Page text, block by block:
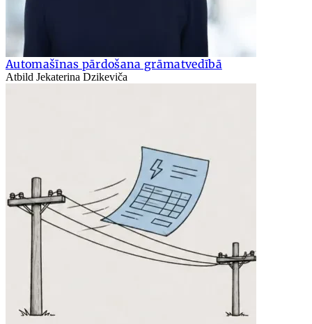
Automašīnas pārdošana grāmatvedībā
Atbild Jekaterina Dzikeviča